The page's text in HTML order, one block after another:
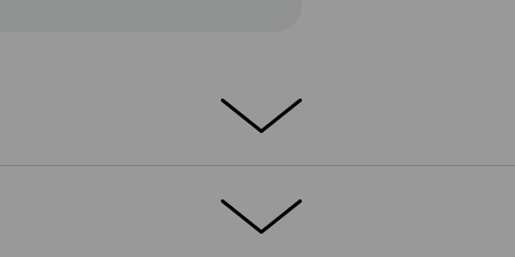
robustný ľanový materiál, ktorý je
cargo vzhľad, spraný efekt a
e.s.vintage! Predovšetkým zaujmú